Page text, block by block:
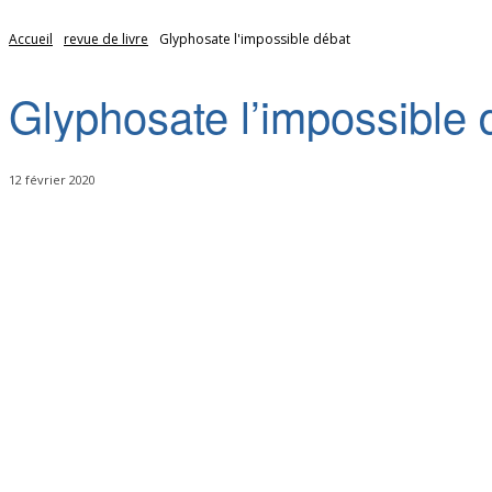
Accueil revue de livre Glyphosate l'impossible débat
Glyphosate l’impossible
12 février 2020